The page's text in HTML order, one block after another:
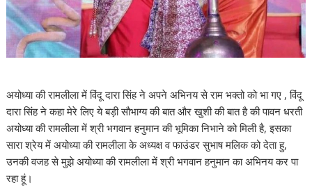
अयोध्या की रामलीला में विंदू दारा सिंह ने अपने अभिनय से राम भक्तो को भा गए , विंदू
दारा सिंह ने कहा मेरे लिए ये बड़ी सौभाग्य की बात और खुशी की बात है की पावन धरती
अयोध्या की रामलीला में श्री भगवान हनुमान की भूमिका निभाने को मिली है, इसका
सारा श्रेय में अयोध्या की रामलीला के अध्यक्ष व फाउंडर सुभाष मलिक को देता हु,
उनकी वजह से मुझे अयोध्या की रामलीला में श्री भगवान हनुमान का अभिनय कर पा
रहा हूं।